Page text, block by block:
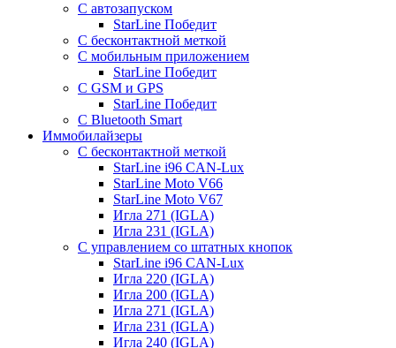
С автозапуском
StarLine Победит
С бесконтактной меткой
С мобильным приложением
StarLine Победит
С GSM и GPS
StarLine Победит
С Bluetooth Smart
Иммобилайзеры
С бесконтактной меткой
StarLine i96 CAN-Lux
StarLine Moto V66
StarLine Moto V67
Игла 271 (IGLA)
Игла 231 (IGLA)
С управлением со штатных кнопок
StarLine i96 CAN-Lux
Игла 220 (IGLA)
Игла 200 (IGLA)
Игла 271 (IGLA)
Игла 231 (IGLA)
Игла 240 (IGLA)